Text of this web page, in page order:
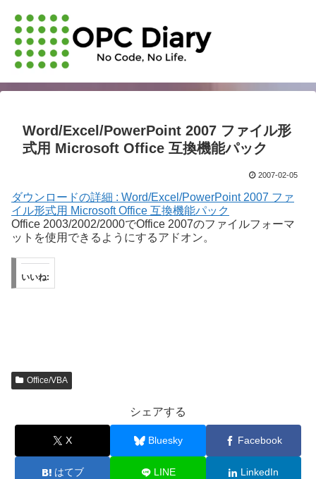
Word/Excel/PowerPoint 2007 ファイル形
式用 Microsoft Office 互換機能パック
2007-02-05
ダウンロードの詳細 : Word/Excel/PowerPoint 2007 ファ
イル形式用 Microsoft Office 互換機能パック
Office 2003/2002/2000でOffice 2007のファイルフォーマ
ットを使用できるようにするアドオン。
いいね:
Office/VBA
シェアする
X Bluesky Facebook
はてブ LINE LinkedIn